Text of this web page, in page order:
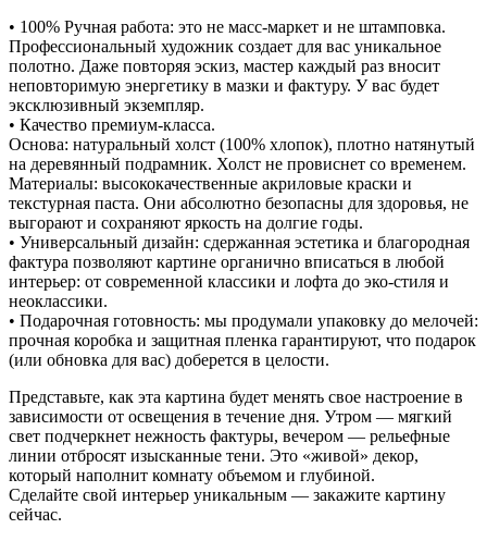
• 100% Ручная работа: это не масс-маркет и не штамповка.
Профессиональный художник создает для вас уникальное
полотно. Даже повторяя эскиз, мастер каждый раз вносит
неповторимую энергетику в мазки и фактуру. У вас будет
эксклюзивный экземпляр.
• Качество премиум-класса.
Основа: натуральный холст (100% хлопок), плотно натянутый
на деревянный подрамник. Холст не провиснет со временем.
Материалы: высококачественные акриловые краски и
текстурная паста. Они абсолютно безопасны для здоровья, не
выгорают и сохраняют яркость на долгие годы.
• Универсальный дизайн: сдержанная эстетика и благородная
фактура позволяют картине органично вписаться в любой
интерьер: от современной классики и лофта до эко-стиля и
неоклассики.
• Подарочная готовность: мы продумали упаковку до мелочей:
прочная коробка и защитная пленка гарантируют, что подарок
(или обновка для вас) доберется в целости.
Представьте, как эта картина будет менять свое настроение в
зависимости от освещения в течение дня. Утром — мягкий
свет подчеркнет нежность фактуры, вечером — рельефные
линии отбросят изысканные тени. Это «живой» декор,
который наполнит комнату объемом и глубиной.
Сделайте свой интерьер уникальным — закажите картину
сейчас.